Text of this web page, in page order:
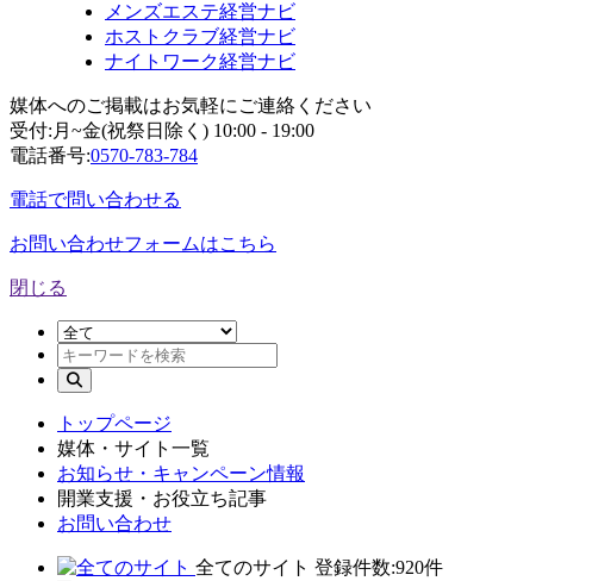
メンズエステ経営ナビ
ホストクラブ経営ナビ
ナイトワーク経営ナビ
媒体へのご掲載はお気軽にご連絡ください
受付:月~金(祝祭日除く) 10:00 - 19:00
電話番号:0570-783-784
電話で問い合わせる
お問い合わせフォームはこちら
閉じる
トップページ
媒体・サイト一覧
お知らせ・キャンペーン情報
開業支援・お役立ち記事
お問い合わせ
全てのサイト 登録件数:920件